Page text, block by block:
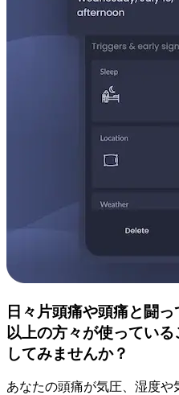
日々片頭痛や頭痛と闘
以上の方々が使ってい
してみませんか？
あなたの頭痛が気圧、湿度や